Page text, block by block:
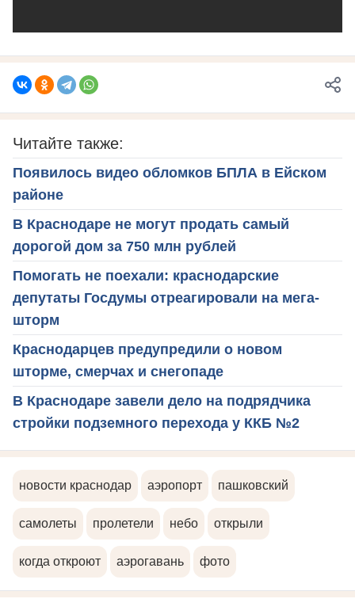
Читайте также:
Появилось видео обломков БПЛА в Ейском
районе
В Краснодаре не могут продать самый
дорогой дом за 750 млн рублей
Помогать не поехали: краснодарские
депутаты Госдумы отреагировали на мега-
шторм
Краснодарцев предупредили о новом
шторме, смерчах и снегопаде
В Краснодаре завели дело на подрядчика
стройки подземного перехода у ККБ №2
новости краснодар аэропорт пашковский
самолеты пролетели небо открыли
когда откроют аэрогавань фото